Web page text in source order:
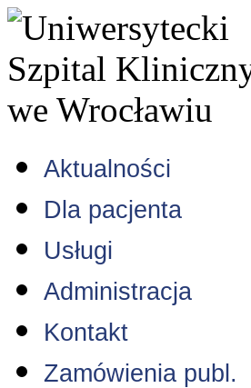
Aktualności
Dla pacjenta
Usługi
Administracja
Kontakt
Zamówienia publ.